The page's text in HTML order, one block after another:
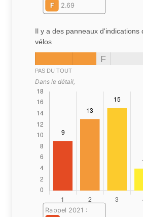
F
2.69
Il y a des panneaux d'indications
vélos
F
PAS DU TOUT
Dans le détail,
Rappel 2021 :